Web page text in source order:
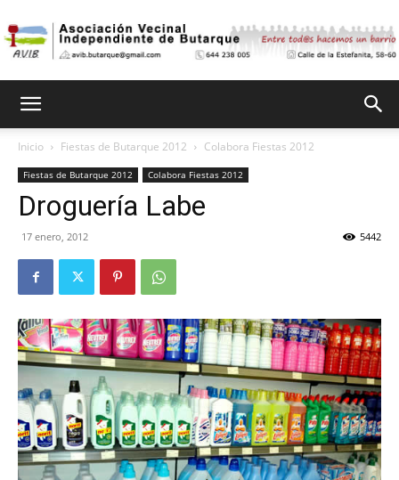
Vecinal
de
Butarque
Inicio Fiestas de Butarque 2012 Colabora Fiestas 2012
Fiestas de Butarque 2012 Colabora Fiestas 2012
Droguería Labe
17 enero, 2012 5442